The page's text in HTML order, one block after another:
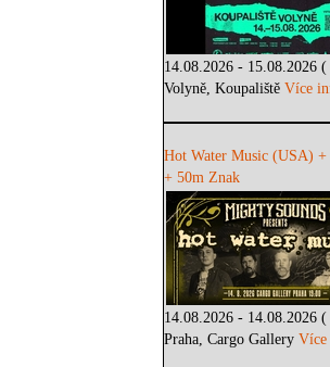
14.08.2026 - 15.08.2026
Volyně, KoupalištěVíce
Hot Water Music (USA) +
+ 50m Znak
14.08.2026 - 14.08.2026
Praha, Cargo Gallery